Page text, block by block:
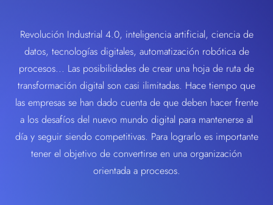
Revolución Industrial 4.0, inteligencia artificial, ciencia de
datos, tecnologías digitales, automatización robótica de
procesos... Las posibilidades de crear una hoja de ruta de
transformación digital son casi ilimitadas. Hace tiempo que
las empresas se han dado cuenta de que deben hacer frente
a los desafíos del nuevo mundo digital para mantenerse al
día y seguir siendo competitivas. Para lograrlo es importante
tener el objetivo de convertirse en una organización
orientada a procesos.